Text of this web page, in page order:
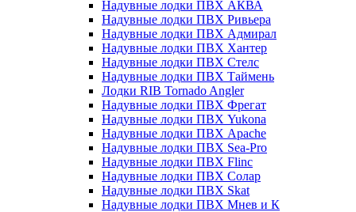
Надувные лодки ПВХ АКВА
Надувные лодки ПВХ Ривьера
Надувные лодки ПВХ Адмирал
Надувные лодки ПВХ Хантер
Надувные лодки ПВХ Стелс
Надувные лодки ПВХ Таймень
Лодки RIB Tornado Angler
Надувные лодки ПВХ Фрегат
Надувные лодки ПВХ Yukona
Надувные лодки ПВХ Apache
Надувные лодки ПВХ Sea-Pro
Надувные лодки ПВХ Flinc
Надувные лодки ПВХ Солар
Надувные лодки ПВХ Skat
Надувные лодки ПВХ Мнев и К